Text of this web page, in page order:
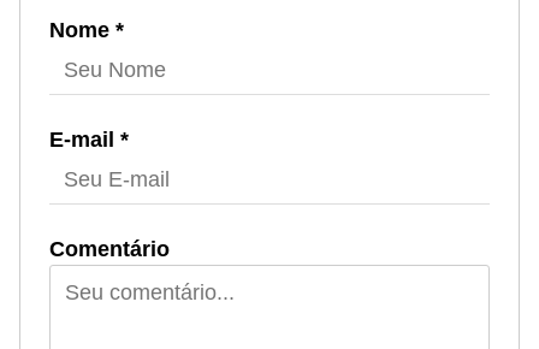
Nome *
E-mail *
Comentário
e
c
m
p